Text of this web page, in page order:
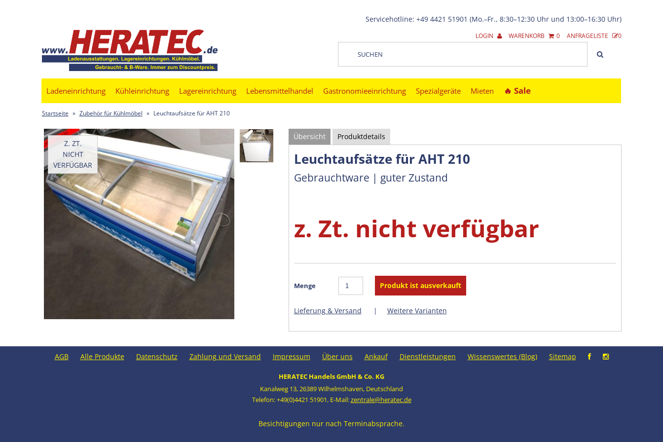
Servicehotline: +49 4421 51901 (Mo.–Fr., 8:30–12:30 Uhr und 13:00–16:30 Uhr)
LOGIN WARENKORB 0 ANFRAGELISTE 0
Ladeneinrichtung Kühleinrichtung Lagereinrichtung Lebensmittelhandel Gastronomieeinrichtung Spezialgeräte Mieten 🔥︎ Sale
Startseite » Zubehör für Kühlmöbel » Leuchtaufsätze für AHT 210
Z. ZT.
NICHT
VERFÜGBAR
Übersicht Produktdetails
Leuchtaufsätze für AHT 210
Gebrauchtware | guter Zustand
z. Zt. nicht verfügbar
Menge
Lieferung & Versand | Weitere Varianten
AGB Alle Produkte Datenschutz Zahlung und Versand Impressum Über uns Ankauf Dienstleistungen Wissenswertes (Blog) Sitemap
HERATEC Handels GmbH & Co. KG
Kanalweg 13,26389 Wilhelmshaven, Deutschland
Telefon: +49(0)4421 51901, E-Mail:zentrale@heratec.de
Besichtigungen nur nach Terminabsprache.